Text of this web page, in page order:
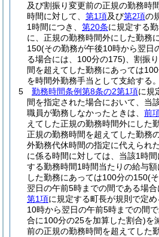
及び割振り変更前の正規の勤務時
時間に対して、 第1項及び第2項の
1時間につき、 第20条に規定する
に、正規の勤務時間外にした勤務
150(その勤務が午後10時から翌日
る場合には、100分の175) 、割振
間を超えてした勤務にあっては
を時間外勤務手当として支給する。
5
勤務時間条例第8条の2第1項に規
間を指定された場合において、当
職員が勤務しなかったときは、 前
えてした正規の勤務時間外にした
正規の勤務時間を超えてした勤務
外勤務代休時間の指定に代えられ
に係る時間に対しては、当該1時間
する勤務時間1時間当たりの給与
した勤務にあっては100分の150(
翌日の午前5時までの間である場
第1項に規定する町長が規則で定め
10時から翌日の午前5時までの間
合に100分の25を加算した割合)を
前の正規の勤務時間を超えてした